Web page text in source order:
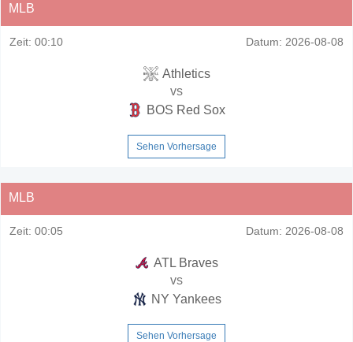
MLB
Zeit: 00:10 Datum: 2026-08-08
Athletics
vs
BOS Red Sox
Sehen Vorhersage
MLB
Zeit: 00:05 Datum: 2026-08-08
ATL Braves
vs
NY Yankees
Sehen Vorhersage